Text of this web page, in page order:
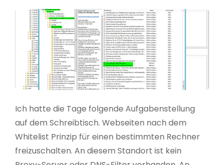
Ich hatte die Tage folgende Aufgabenstellung
auf dem Schreibtisch. Webseiten nach dem
Whitelist Prinzip für einen bestimmten Rechner
freizuschalten. An diesem Standort ist kein